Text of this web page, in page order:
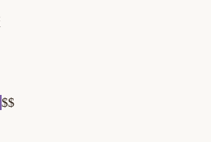
$$